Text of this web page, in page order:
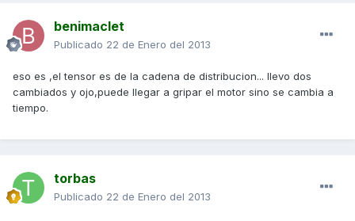
benimaclet
Publicado 22 de Enero del 2013
eso es ,el tensor es de la cadena de distribucion... llevo dos
cambiados y ojo,puede llegar a gripar el motor sino se cambia a
tiempo.
torbas
Publicado 22 de Enero del 2013